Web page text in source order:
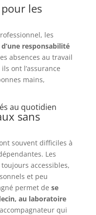
les
les
responsabilité
absences au travail
ont l’assurance
mains,
au quotidien
sans
souvent difficiles à
Les
accessibles,
et peu
permet de se
au laboratoire
qui